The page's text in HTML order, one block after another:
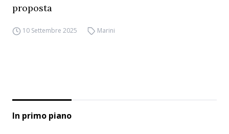
proposta
10 Settembre 2025 Marini
In primo piano